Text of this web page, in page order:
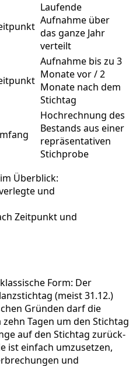
Laufende
Aufnahme über
das ganze Jahr
verteilt
Aufnahme bis zu 3
Monate vor / 2
Monate nach dem
Stichtag
Hochrechnung des
Bestands aus einer
repräsentativen
Stichprobe
Zeitpunkt und
Form: Der
(meist 31.12.)
Gründen darf die
Tagen um den Stichtag
auf den Stichtag zurück-
ist einfach umzusetzen,
und